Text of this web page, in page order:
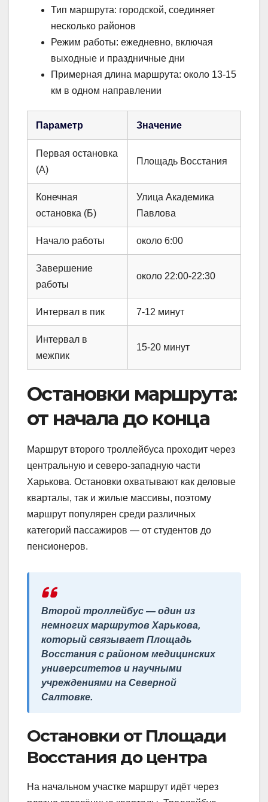
Тип маршрута: городской, соединяет
несколько районов
Режим работы: ежедневно, включая
выходные и праздничные дни
Примерная длина маршрута: около 13-15
км в одном направлении
Параметр Значение
Первая остановка
(А)
Площадь Восстания
Конечная
остановка (Б)
Улица Академика
Павлова
Начало работы около 6:00
Завершение
работы
около 22:00-22:30
Интервал в пик 7-12 минут
Интервал в
межпик
15-20 минут
Остановки маршрута:
от начала до конца
Маршрут второго троллейбуса проходит через
центральную и северо-западную части
Харькова. Остановки охватывают как деловые
кварталы, так и жилые массивы, поэтому
маршрут популярен среди различных
категорий пассажиров — от студентов до
пенсионеров.
Второй троллейбус — один из
немногих маршрутов Харькова,
который связывает Площадь
Восстания с районом медицинских
университетов и научными
учреждениями на Северной
Салтовке.
Остановки от Площади
Восстания до центра
На начальном участке маршрут идёт через